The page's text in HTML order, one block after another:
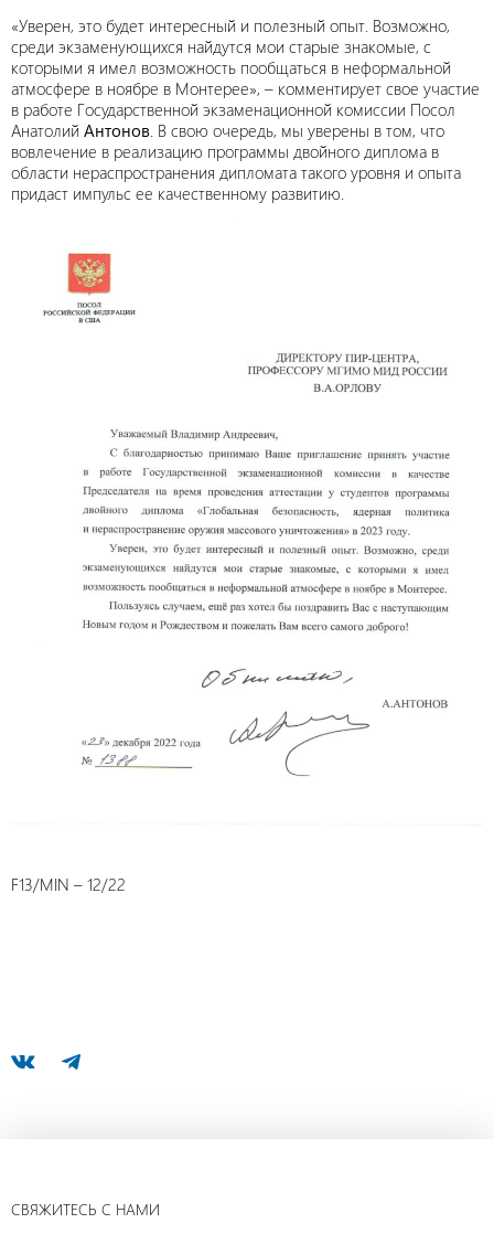
«Уверен, это будет интересный и полезный опыт. Возможно,
среди экзаменующихся найдутся мои старые знакомые, с
которыми я имел возможность пообщаться в неформальной
атмосфере в ноябре в Монтерее», – комментирует свое участие
в работе Государственной экзаменационной комиссии Посол
Анатолий Антонов. В свою очередь, мы уверены в том, что
вовлечение в реализацию программы двойного диплома в
области нераспространения дипломата такого уровня и опыта
придаст импульс ее качественному развитию.
F13/MIN – 12/22
СВЯЖИТЕСЬ С НАМИ